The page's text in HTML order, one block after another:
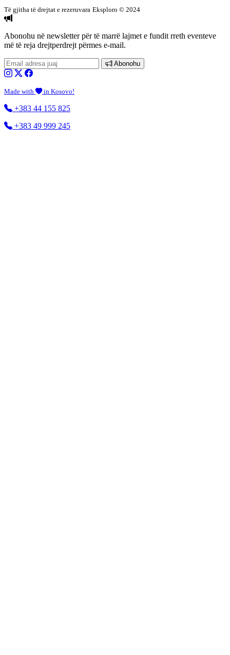
Të gjitha të drejtat e rezeruvara Eksploro © 2024
Abonohu në newsletterpër të marrë lajmet e fundit rreth eventeve
më të reja drejtperdrejt përmes e-mail.
Abonohu
Made with in Kosovo!
+383 44 155 825
+383 49 999 245